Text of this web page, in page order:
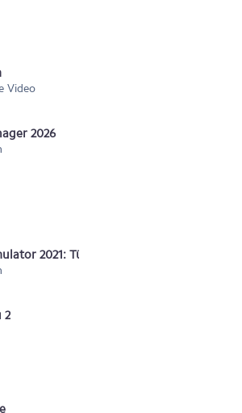
Video
2026
2021: Türkiye
2